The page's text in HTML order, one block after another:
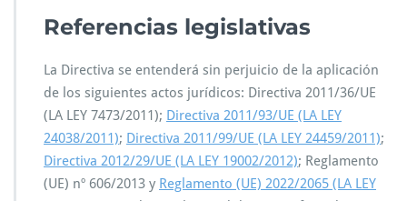
Referencias legislativas
La Directiva se entenderá sin perjuicio de la aplicación
de los siguientes actos jurídicos: Directiva 2011/36/UE
(LA LEY 7473/2011); Directiva 2011/93/UE (LA LEY
24038/2011); Directiva 2011/99/UE (LA LEY 24459/2011);
Directiva 2012/29/UE (LA LEY 19002/2012); Reglamento
(UE) nº 606/2013 y Reglamento (UE) 2022/2065 (LA LEY